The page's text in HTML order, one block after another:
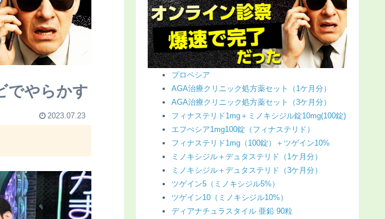
でやらかす
2023.07.23
プロペシア
AGA治療クリニック処方薬セット（1ケ月分）
AGA治療クリニック処方薬セット（3ケ月分）
フィナステリド1mg＋ミノキシジル錠10mg(100錠)
エフぺシア1mg100錠（フィナステリド）
フィナステリド1mg（100錠）＋ツゲイン10%
ミノキシジル＋デュタステリド（1ケ月分）
ミノキシジル＋デュタステリド（3ケ月分）
ツゲイン5（ミノキシジル5%）
ツゲイン10（ミノキシジル10%）
ディアナチュラスタイル 亜鉛 90粒